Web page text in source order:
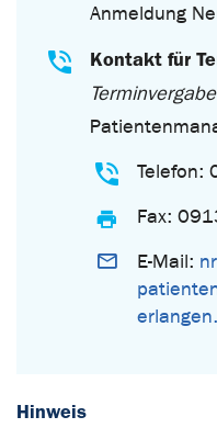
Anmeldung
Kontakt für
Telefon:
Fax:
E-Mail:
Hinweis